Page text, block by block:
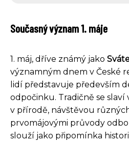
Současný význam 1. máje
1. máj, dříve známý jako
významným dnem v České
lidí představuje především
odpočinku. Tradičně se
v přírodě, návštěvou
prvomájovými průvody
slouží jako připomínka